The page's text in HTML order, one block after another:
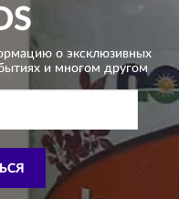
о эксклюзивных
и многом другом